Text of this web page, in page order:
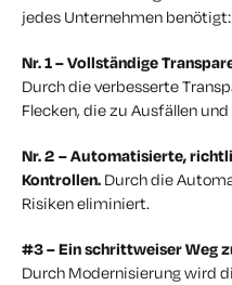
jedes Unternehmen benötigt:
Nr. 1 – Vollständige
Durch die verbesserte
Flecken, die zu Ausfällen
Nr. 2 – Automatisierte,
Kontrollen. Durch die
Risiken eliminiert.
#3 – Ein schrittweiser Weg
Durch Modernisierung wird